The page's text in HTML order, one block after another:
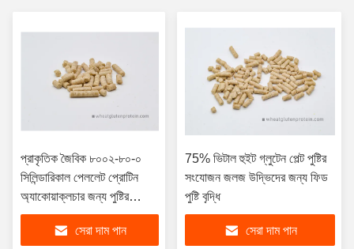
প্রাকৃতিক জৈবিক ৮০০২-৮০-০
সিলিন্ডারিকাল পেললেট প্রোটিন
অ্যাকোয়াক্লচার জন্য পুষ্টির
সংযোজন হিসাবে
সেরা দাম পান
75% ভিটাল হুইট গ্লুটেন পেল্ট পুষ্টির
সংযোজন জলজ উদ্ভিদের জন্য ফিড
পুষ্টি বৃদ্ধি
সেরা দাম পান